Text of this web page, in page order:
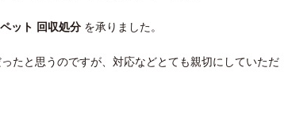
ット 回収処分 を承りました。
たと思うのですが、対応などとても親切にしていただ